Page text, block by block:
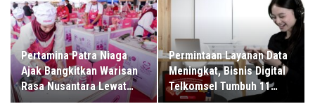
Pertamina Patra Niaga
Ajak Bangkitkan Warisan
Rasa Nusantara Lewat…
Permintaan Layanan Data
Meningkat, Bisnis Digital
Telkomsel Tumbuh 11…